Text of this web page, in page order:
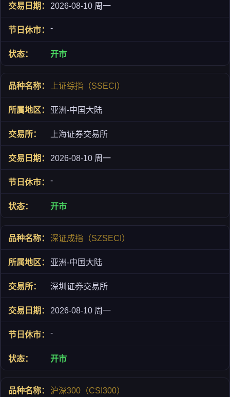
2026-08-10 周一
-
开市
上证综指（SSECI）
亚洲-中国大陆
上海证券交易所
2026-08-10 周一
-
开市
深证成指（SZSECI）
亚洲-中国大陆
深圳证券交易所
2026-08-10 周一
-
开市
沪深300（CSI300）